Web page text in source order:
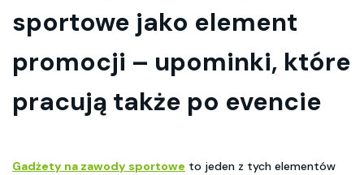
sportowe jako element
promocji – upominki, które
pracują także po evencie
Gadżety na zawody sportowe to jeden z tych elementów